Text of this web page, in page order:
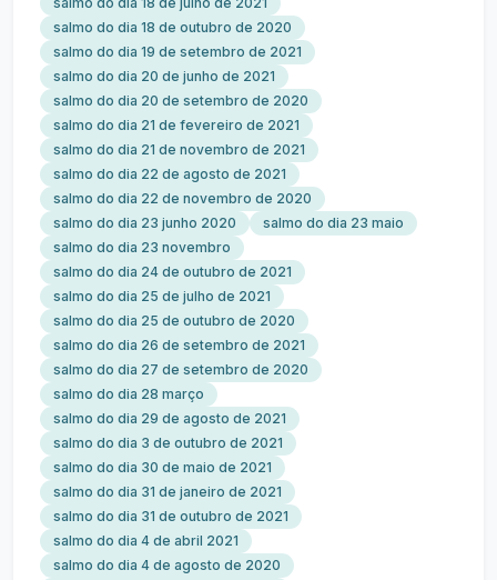
salmo do dia 18 de outubro de 2020
salmo do dia 19 de setembro de 2021
salmo do dia 20 de junho de 2021
salmo do dia 20 de setembro de 2020
salmo do dia 21 de fevereiro de 2021
salmo do dia 21 de novembro de 2021
salmo do dia 22 de agosto de 2021
salmo do dia 22 de novembro de 2020
salmo do dia 23 junho 2020
salmo do dia 23 maio
salmo do dia 23 novembro
salmo do dia 24 de outubro de 2021
salmo do dia 25 de julho de 2021
salmo do dia 25 de outubro de 2020
salmo do dia 26 de setembro de 2021
salmo do dia 27 de setembro de 2020
salmo do dia 28 março
salmo do dia 29 de agosto de 2021
salmo do dia 3 de outubro de 2021
salmo do dia 30 de maio de 2021
salmo do dia 31 de janeiro de 2021
salmo do dia 31 de outubro de 2021
salmo do dia 4 de abril 2021
salmo do dia 4 de agosto de 2020